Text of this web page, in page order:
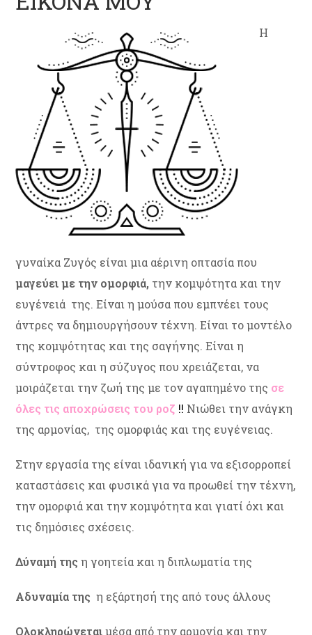
Η
γυναίκα Ζυγός είναι μια αέρινη οπτασία που
μαγεύει με την ομορφιά, την κομψότητα και την
ευγένειά της. Είναι η μούσα που εμπνέει τους
άντρες να δημιουργήσουν τέχνη. Είναι το μοντέλο
της κομψότητας και της σαγήνης. Είναι η
σύντροφος και η σύζυγος που χρειάζεται, να
μοιράζεται την ζωή της με τον αγαπημένο της σε
όλες τις αποχρώσεις του ροζ !! Νιώθει την ανάγκη
της αρμονίας, της ομορφιάς και της ευγένειας.
Στην εργασία της είναι ιδανική για να εξισορροπεί
καταστάσεις και φυσικά για να προωθεί την τέχνη,
την ομορφιά και την κομψότητα και γιατί όχι και
τις δημόσιες σχέσεις.
Δύναμή της η γοητεία και η διπλωματία της
Αδυναμία της η εξάρτησή της από τους άλλους
Ολοκληρώνεταιμέσα από την αρμονία και την